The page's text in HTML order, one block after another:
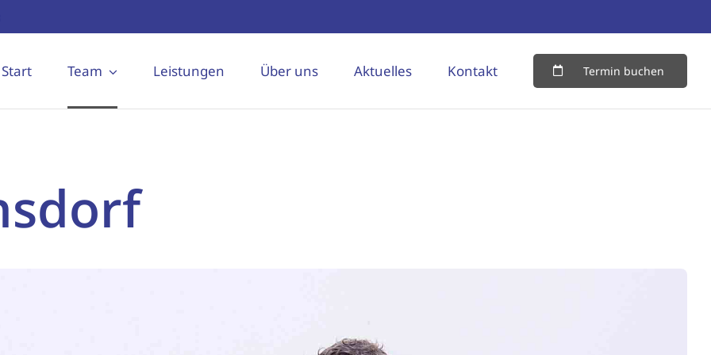
Start Team Leistungen Über uns Aktuelles Kontakt Termin buchen